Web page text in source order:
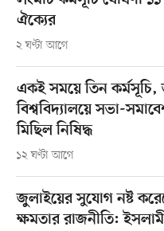
ঐক্যের
২ ঘণ্টা আগে
একই সময়ে তিন কর্মসূচি,
বিশ্ববিদ্যালয়ে সভা-
মিছিল নিষিদ্ধ
১২ ঘণ্টা আগে
জুলাইয়ের সুযোগ নষ্ট
ক্ষমতার রাজনীতি: